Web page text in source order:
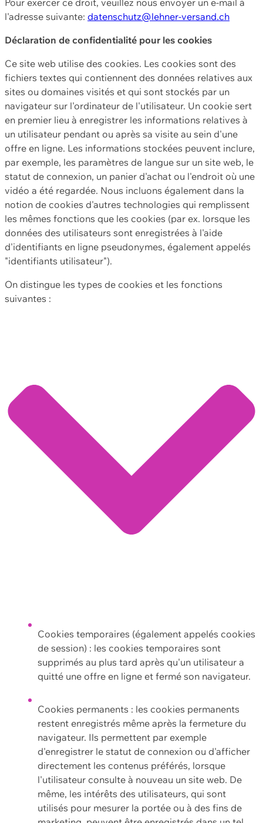
l'adresse suivante: datenschutz@lehner-versand.ch
Déclaration de confidentialité pour les cookies
Ce site web utilise des cookies. Les cookies sont des
fichiers textes qui contiennent des données relatives aux
sites ou domaines visités et qui sont stockés par un
navigateur sur l'ordinateur de l'utilisateur. Un cookie sert
en premier lieu à enregistrer les informations relatives à
un utilisateur pendant ou après sa visite au sein d'une
offre en ligne. Les informations stockées peuvent inclure,
par exemple, les paramètres de langue sur un site web, le
statut de connexion, un panier d'achat ou l'endroit où une
vidéo a été regardée. Nous incluons également dans la
notion de cookies d'autres technologies qui remplissent
les mêmes fonctions que les cookies (par ex. lorsque les
données des utilisateurs sont enregistrées à l'aide
d'identifiants en ligne pseudonymes, également appelés
"identifiants utilisateur").
On distingue les types de cookies et les fonctions
suivantes :
Cookies temporaires (également appelés cookies
de session) : les cookies temporaires sont
supprimés au plus tard après qu'un utilisateur a
quitté une offre en ligne et fermé son navigateur.
Cookies permanents : les cookies permanents
restent enregistrés même après la fermeture du
navigateur. Ils permettent par exemple
d'enregistrer le statut de connexion ou d'afficher
directement les contenus préférés, lorsque
l'utilisateur consulte à nouveau un site web. De
même, les intérêts des utilisateurs, qui sont
utilisés pour mesurer la portée ou à des fins de